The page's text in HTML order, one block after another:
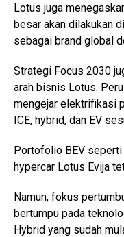
Lotus juga
besar akan dilakukan
sebagai brand global
Strategi Focus 2030
arah bisnis Lotus.
mengejar elektrifikasi
ICE, hybrid, dan EV
Portofolio BEV seperti
hypercar Lotus Evija
Namun, fokus
bertumpu pada
Hybrid yang sudah